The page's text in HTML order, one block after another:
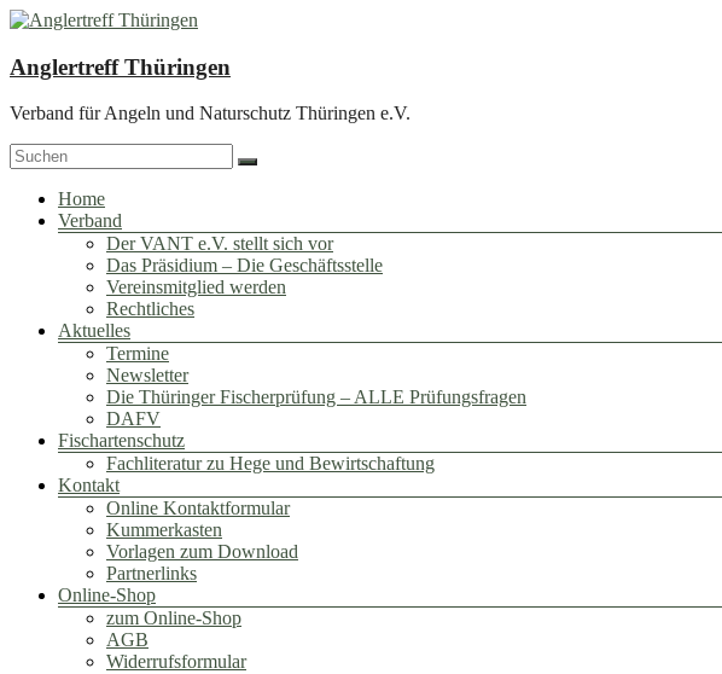
Zum
springen
Anglertreff Thüringen
Verband für Angeln und Naturschutz Thüringen e.V.
Menü
Home
Verband
Der VANT e.V. stellt sich vor
Das Präsidium – Die Geschäftsstelle
Vereinsmitglied werden
Rechtliches
Aktuelles
Termine
Newsletter
Die Thüringer Fischerprüfung – ALLE Prüfungsfragen
DAFV
Fischartenschutz
Fachliteratur zu Hege und Bewirtschaftung
Kontakt
Online Kontaktformular
Kummerkasten
Vorlagen zum Download
Partnerlinks
Online-Shop
zum Online-Shop
AGB
Widerrufsformular